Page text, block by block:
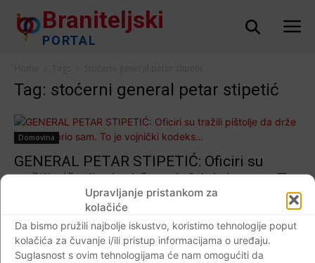
Upravljanje pristankom za
kolačiće
Da bismo pružili najbolje iskustvo, koristimo tehnologije poput
kolačića za čuvanje i/ili pristup informacijama o uređaju.
Suglasnost s ovim tehnologijama će nam omogućiti da
Braniteljski
PORTAL
Tag: stoćerni general petar stipetić
Domovina
GENERAL PETAR STIPETIĆ: Oficiri su
tražili pištolje da drže red. Odobrio sam. To
je vojnički kodeks…